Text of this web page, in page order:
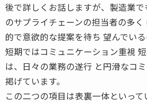
後で詳しくお話しますが、製造業
のサプライチェーンの担当者の多
的で意欲的な提案を待ち 望んでいる
短期ではコミュニケーション重視
は、日々の業務の遂行 と円滑なコ
掲げています。
この二つの項目は表裏一体といって